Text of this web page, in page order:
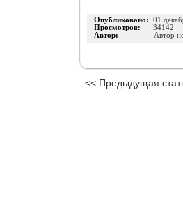
Опубликовано: 01
Просмотров: 34142
Автор:
Автор
<< Предыдущая